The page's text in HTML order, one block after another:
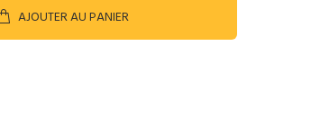
AJOUTER AU PANIER